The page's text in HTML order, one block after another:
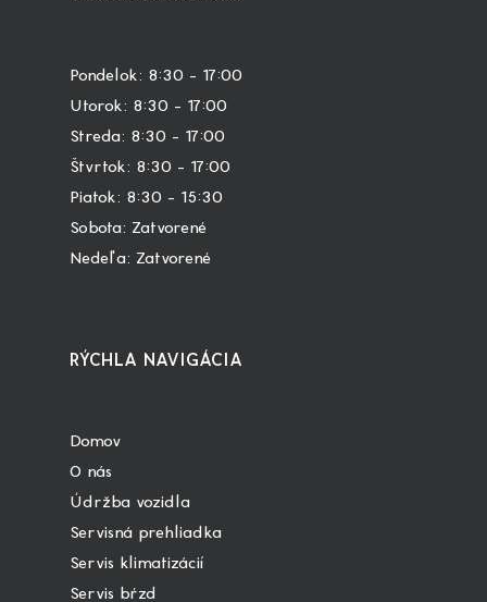
Pondelok: 8:30 – 17:00
Utorok: 8:30 – 17:00
Streda: 8:30 – 17:00
Štvrtok: 8:30 – 17:00
Piatok: 8:30 – 15:30
Sobota: Zatvorené
Nedeľa: Zatvorené
RÝCHLA NAVIGÁCIA
Domov
O nás
Údržba vozidla
Servisná prehliadka
Servis klimatizácií
Servis bŕzd